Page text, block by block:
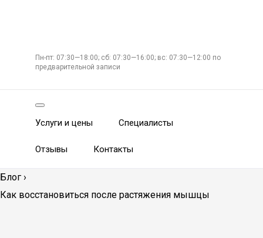
Пн-пт: 07:30—18:00; сб: 07:30—16:00; вс: 07:30—12:00 по
предварительной записи
Услуги и цены Специалисты
Отзывы Контакты
Блог ›
Как восстановиться после растяжения мышцы